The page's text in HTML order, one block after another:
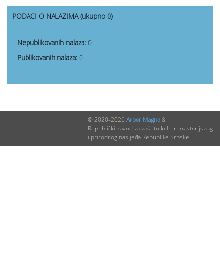
PODACI O NALAZIMA (ukupno 0)
Nepublikovanih nalaza: 0
Publikovanih nalaza: 0
© 2020–2026 Arbor Magna&
Republički zavod za zaštitu kulturno-istorijskog
i prirodnog nasljeđa Republike Srpske